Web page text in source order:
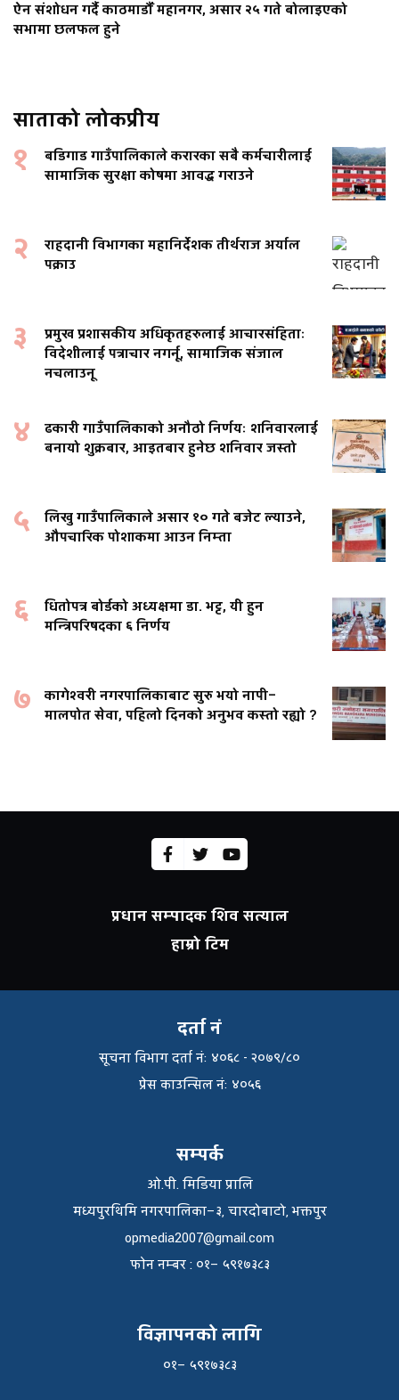
ऐन संशोधन गर्दै काठमाडौँ महानगर, असार २५ गते बोलाइएको
सभामा छलफल हुने
साताको लोकप्रीय
१
बडिगाड गाउँपालिकाले करारका सबै कर्मचारीलाई
सामाजिक सुरक्षा कोषमा आवद्ध गराउने
२
राहदानी विभागका महानिर्देशक तीर्थराज अर्याल
पक्राउ
३
प्रमुख प्रशासकीय अधिकृतहरुलाई आचारसंहिताः
विदेशीलाई पत्राचार नगर्नू, सामाजिक संजाल
नचलाउनू
४
ढकारी गाउँपालिकाको अनौठो निर्णयः शनिवारलाई
बनायो शुक्रबार, आइतबार हुनेछ शनिवार जस्तो
५
लिखु गाउँपालिकाले असार १० गते बजेट ल्याउने,
औपचारिक पोशाकमा आउन निम्ता
६
धितोपत्र बोर्डको अध्यक्षमा डा. भट्ट, यी हुन
मन्त्रिपरिषदका ६ निर्णय
७
कागेश्वरी नगरपालिकाबाट सुरु भयो नापी–
मालपोत सेवा, पहिलो दिनको अनुभव कस्तो रह्यो ?
प्रधान सम्पादक शिव सत्याल
हाम्रो टिम
दर्ता नं
सूचना विभाग दर्ता नंः ४०६८ - २०७९/८०
प्रेस काउन्सिल नंः ४०५६
सम्पर्क
ओ.पी. मिडिया प्रालि
मध्यपुरथिमि नगरपालिका–३, चारदोबाटो, भक्तपुर
opmedia2007@gmail.com
फाेन नम्बर : ०१– ५९१७३८३
विज्ञापनको लागि
०१– ५९१७३८३